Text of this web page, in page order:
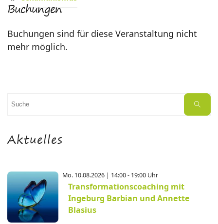
Buchungen
Buchungen sind für diese Veranstaltung nicht
mehr möglich.
Suchen
Suche
Aktuelles
Mo. 10.08.2026 | 14:00 - 19:00 Uhr
Transformationscoaching mit
Ingeburg Barbian und Annette
Blasius